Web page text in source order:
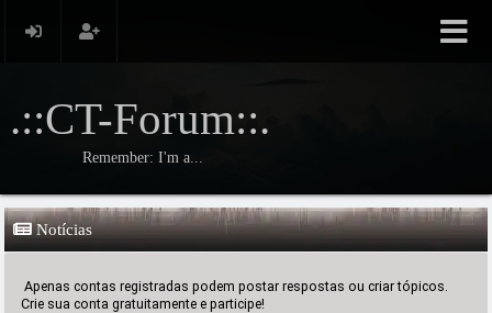
.::CT-Forum::.
Remember: I'm a...
Notícias
Apenas contas registradas podem postar respostas ou criar tópicos.
Crie sua conta gratuitamente e participe!